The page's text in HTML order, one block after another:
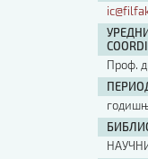
Проф.